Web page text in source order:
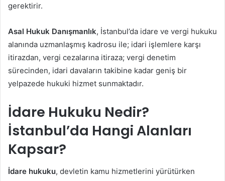
gerektirir.
Asal Hukuk Danışmanlık, İstanbul’da idare ve vergi hukuku
alanında uzmanlaşmış kadrosu ile; idari işlemlere karşı
itirazdan, vergi cezalarına itiraza; vergi denetim
sürecinden, idari davaların takibine kadar geniş bir
yelpazede hukuki hizmet sunmaktadır.
İdare Hukuku Nedir?
İstanbul’da Hangi Alanları
Kapsar?
İdare hukuku, devletin kamu hizmetlerini yürütürken